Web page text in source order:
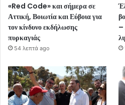
«Red Code» και σήμερα σε
Αττική, Βοιωτία και Εύβοια για
τον κίνδυνο εκδήλωσης
πυρκαγιάς
54 λεπτά ago
–